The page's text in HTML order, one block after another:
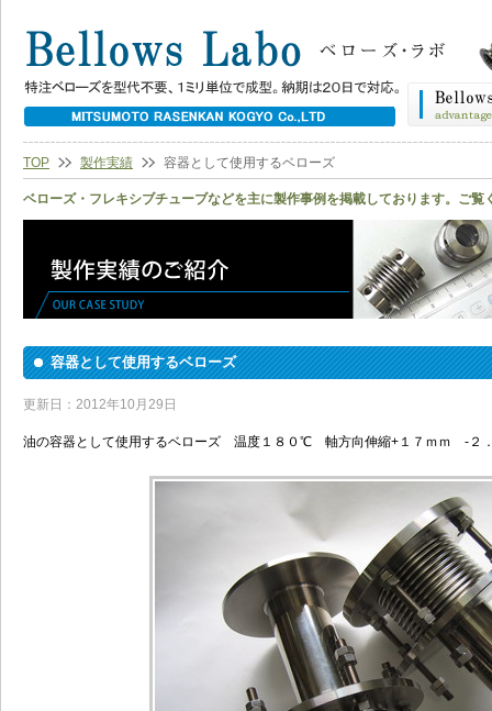
TOP 製作実績 容器として使用するベローズ
ベローズ・フレキシブチューブなどを主に製作事例を掲載しております。ご覧
容器として使用するベローズ
更新日：2012年10月29日
油の容器として使用するベローズ 温度１８０℃ 軸方向伸縮+１７ｍｍ -２